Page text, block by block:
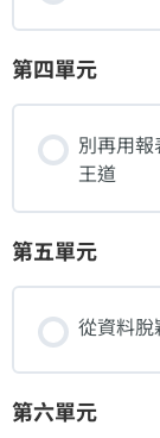
第四單元
別再用
王道
第五單元
從資料脫
第六單元